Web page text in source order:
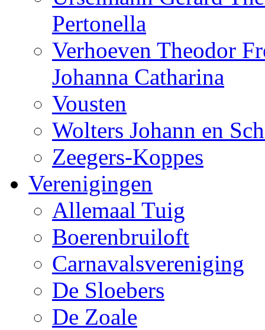
Pertonella
Verhoeven Theodor
Johanna Catharina
Vousten
Wolters Johann en
Zeegers-Koppes
Verenigingen
Allemaal Tuig
Boerenbruiloft
Carnavalsvereniging
De Sloebers
De Zoale